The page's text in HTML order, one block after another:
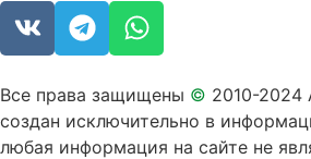
Все права защищены © 2010-2024
создан исключительно в
любая информация на сайте не